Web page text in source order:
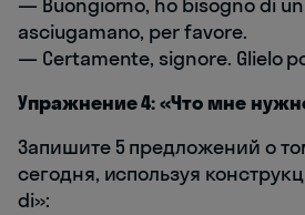
— Buongiorno, ho bisogno di
asciugamano, per favore.
— Certamente, signore. Glielo
Упражнение 4: «Что мне
Запишите 5 предложений о
сегодня, используя
di»: